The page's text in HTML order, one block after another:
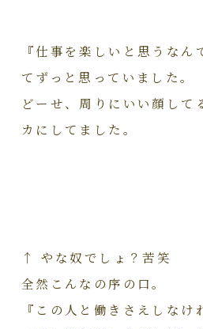
『仕事を楽しいと思うなん
てずっと思っていました。
どーせ、周りにいい顔して
カにしてました。
↑ やな奴でしょ？苦笑
全然こんなの序の口。
『この人と働きさえしな